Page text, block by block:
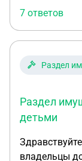
семьей с
развод, но
7 ответов
Раздел
Раздел
детьми
Здравствуйте! В домовой книге прописано
владельцы